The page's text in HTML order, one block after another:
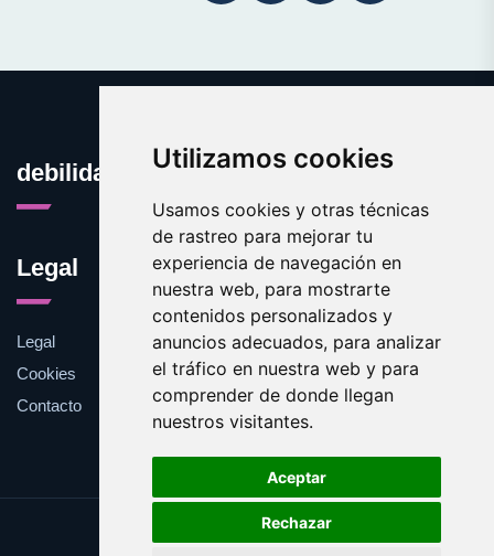
Utilizamos cookies
Usamos cookies y otras técnicas
de rastreo para mejorar tu
experiencia de navegación en
nuestra web, para mostrarte
contenidos personalizados y
anuncios adecuados, para analizar
el tráfico en nuestra web y para
comprender de donde llegan
nuestros visitantes.
Aceptar
Rechazar
debilidades.es
Legal
Legal
Cookies
Contacto
Update cookies preferences